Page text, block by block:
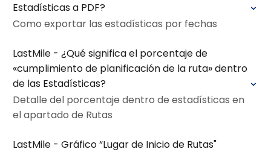
Estadísticas a PDF?
Como exportar las estadísticas por fechas
LastMile - ¿Qué significa el porcentaje de
«cumplimiento de planificación de la ruta» dentro
de las Estadísticas?
Detalle del porcentaje dentro de estadísticas en
el apartado de Rutas
LastMile - Gráfico “Lugar de Inicio de Rutas"